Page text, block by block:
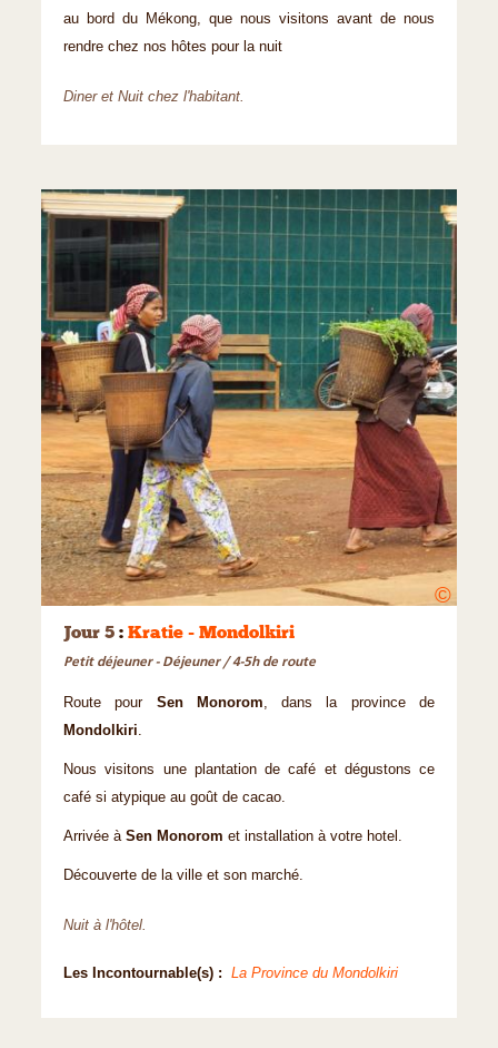
au bord du Mékong, que nous visitons avant de nous
rendre chez nos hôtes pour la nuit
Diner et Nuit chez l'habitant.
©
Jour 5 : Kratie - Mondolkiri
Petit déjeuner - Déjeuner / 4-5h de route
Route pour Sen Monorom, dans la province de
Mondolkiri.
Nous visitons une plantation de café et dégustons ce
café si atypique au goût de cacao.
Arrivée à Sen Monorom et installation à votre hotel.
Découverte de la ville et son marché.
Nuit à l'hôtel.
Les Incontournable(s) : La Province du Mondolkiri